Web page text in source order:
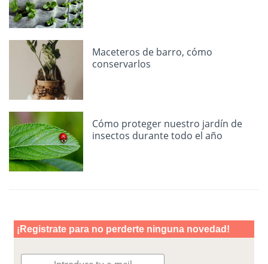
Maceteros de barro, cómo
conservarlos
Cómo proteger nuestro jardín de
insectos durante todo el año